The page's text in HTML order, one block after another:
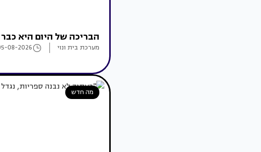
הבריכה של היום היא
מערכת בית ונוי 08-2026
מה חדש